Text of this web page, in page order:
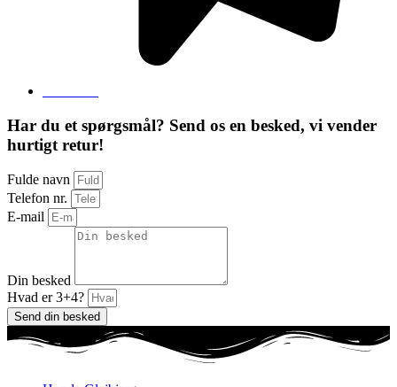
Har du et spørgsmål? Send os en besked, vi vender
hurtigt retur!
Fulde navn
Telefon nr.
E-mail
Din besked
Hvad er 3+4?
Send din besked